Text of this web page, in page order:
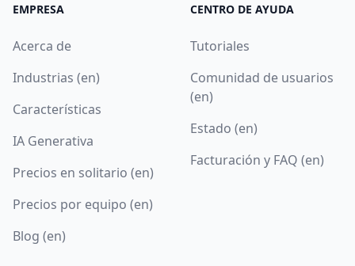
EMPRESA
Acerca de
Industrias (en)
Características
IA Generativa
Precios en solitario (en)
Precios por equipo (en)
Blog (en)
CENTRO DE AYUDA
Tutoriales
Comunidad de usuarios
(en)
Estado (en)
Facturación y FAQ (en)